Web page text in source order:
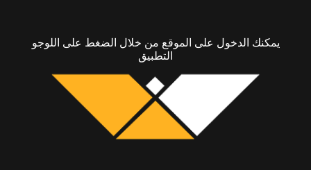
يمكنك الدخول على الموقع من خلال الضغط على اللوجو
التطبيق